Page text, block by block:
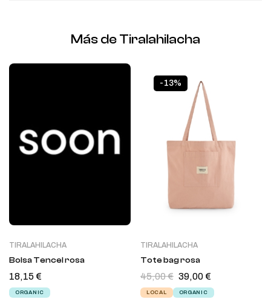
Más de Tiralahilacha
TIRALAHILACHA
Bolsa Tencel rosa
18,15 €
ORGANIC
-13%
TIRALAHILACHA
Tote bag rosa
45,00€ 39,00€
LOCAL ORGANIC